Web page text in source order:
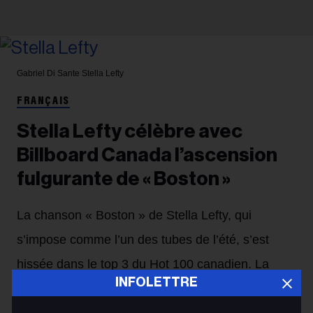
INFOLETTRE
Gabriel Di Sante Stella Lefty
FRANÇAIS
Stella Lefty célèbre avec
Billboard Canada l’ascension
fulgurante de « Boston »
La chanson « Boston » de Stella Lefty, qui
s’impose comme l’un des tubes de l’été, s’est
hissée dans le top 3 du Hot 100 canadien. La
semaine dernière, l’artiste a célébré cette percée